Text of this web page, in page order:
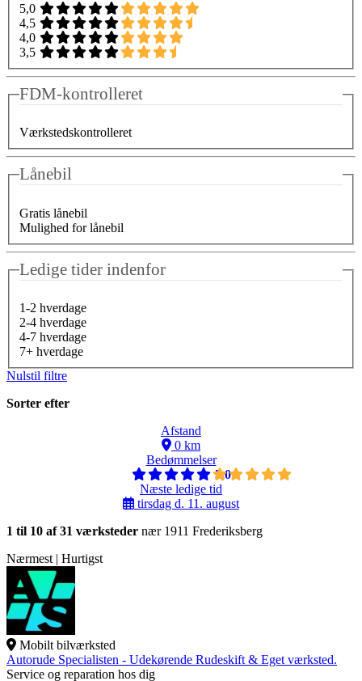
5,0
4,5
4,0
3,5
FDM-kontrolleret
Værkstedskontrolleret
Lånebil
Gratis lånebil
Mulighed for lånebil
Ledige tider indenfor
1-2 hverdage
2-4 hverdage
4-7 hverdage
7+ hverdage
Nulstil filtre
Sorter efter
Afstand
0 km
Bedømmelser
5,0
Næste ledige tid
tirsdag d. 11. august
1 til 10 af 31 værksteder nær 1911 Frederiksberg
Nærmest | Hurtigst
Mobilt bilværksted
Autorude Specialisten - Udekørende Rudeskift & Eget værksted.
Service og reparation hos dig